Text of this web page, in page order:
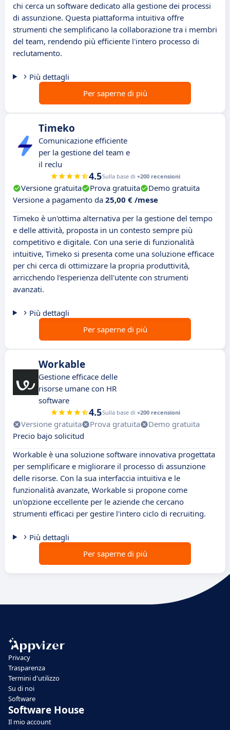
chi cerca un software dedicato alla gestione dei processi
di assunzione. Questa piattaforma intuitiva offre
strumenti che semplificano la collaborazione tra i membri
del team, rendendo più efficiente l'intero processo di
reclutamento.
Più dettagli
Per saperne di più
Timeko
Comunicazione efficiente
per la gestione del team e
il reclu
4.5Sulla base di +200 recensioni
Versione gratuita Prova gratuita
Demo gratuita
Versione a pagamento da 25,00 € /mese
Timeko è un'ottima alternativa per la gestione del tempo
e delle attività, proposta in un contesto sempre più
competitivo e digitale. Con una serie di funzionalità
intuitive, Timeko si presenta come una soluzione efficace
per chi cerca di ottimizzare la propria produttività,
arricchendo l'esperienza dell'utente con strumenti
avanzati.
Più dettagli
Per saperne di più
Workable
Gestione efficace delle
risorse umane con HR
software
4.5Sulla base di +200 recensioni
Versione gratuita Prova gratuita
Demo gratuita
Precio bajo solicitud
Workable è una soluzione software innovativa progettata
per semplificare e migliorare il processo di assunzione
delle risorse. Con la sua interfaccia intuitiva e le
funzionalità avanzate, Workable si propone come
un'opzione eccellente per le aziende che cercano
strumenti efficaci per gestire l'intero ciclo di recruiting.
Più dettagli
Per saperne di più
Privacy
Trasparenza
Termini d'utilizzo
Su di noi
Software
Software House
Il mio account